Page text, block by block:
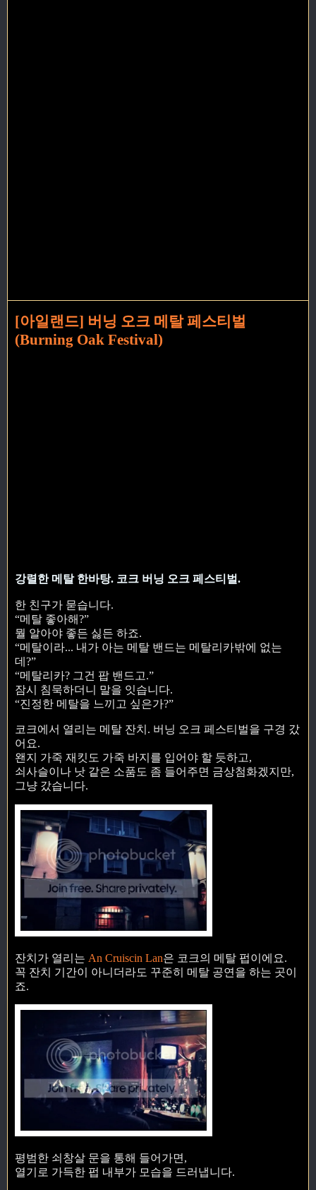
[아일랜드] 버닝 오크 메탈 페스티벌
(Burning Oak Festival)
강렬한 메탈 한바탕. 코크 버닝 오크 페스티벌.
한 친구가 묻습니다.
“메탈 좋아해?”
뭘 알아야 좋든 싫든 하죠.
“메탈이라... 내가 아는 메탈 밴드는 메탈리카밖에 없는
데?”
“메탈리카? 그건 팝 밴드고.”
잠시 침묵하더니 말을 잇습니다.
“진정한 메탈을 느끼고 싶은가?”
코크에서 열리는 메탈 잔치. 버닝 오크 페스티벌을 구경 갔
어요.
왠지 가죽 재킷도 가죽 바지를 입어야 할 듯하고,
쇠사슬이나 낫 같은 소품도 좀 들어주면 금상첨화겠지만,
그냥 갔습니다.
잔치가 열리는 An Cruiscin Lan은 코크의 메탈 펍이에요.
꼭 잔치 기간이 아니더라도 꾸준히 메탈 공연을 하는 곳이
죠.
평범한 쇠창살 문을 통해 들어가면,
열기로 가득한 펍 내부가 모습을 드러냅니다.